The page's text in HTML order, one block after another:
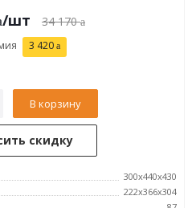
/шт 34 170
3 420
В корзину
скидку
300x440x430
222x366x304